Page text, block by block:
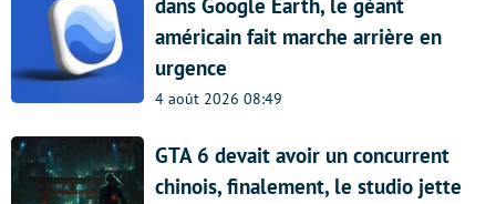
dans Google Earth, le géant
américain fait marche arrière en
urgence
4 août 2026 08:49
GTA 6 devait avoir un concurrent
chinois, finalement, le studio jette